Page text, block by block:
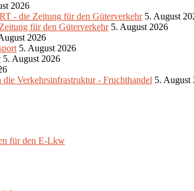
2026
- die Zeitung für den Güterverkehr 5. August
für den Güterverkehr 5. August 2026
2026
5. August 2026
5. August 2026
Verkehrsinfrastruktur - Fruchthandel 5. August
für den E-Lkw